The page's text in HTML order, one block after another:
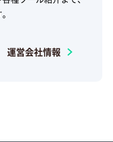
運営会社情報